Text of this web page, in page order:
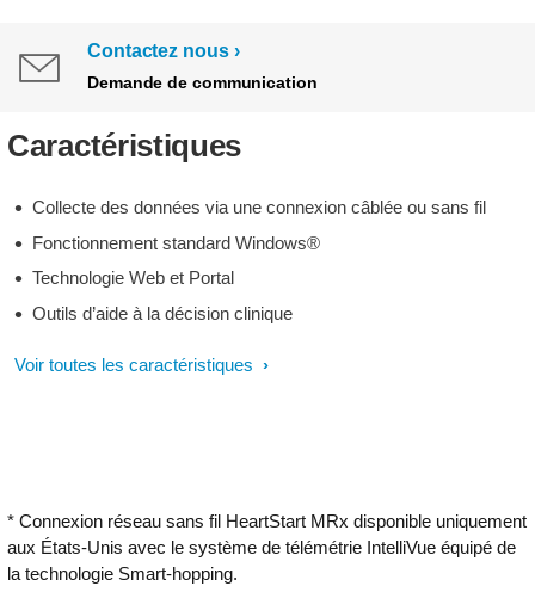
Contactez nous
Demande de communication
Caractéristiques
Collecte des données via une connexion câblée ou sans fil
Fonctionnement standard Windows®
Technologie Web et Portal
Outils d’aide à la décision clinique
Voir toutes les caractéristiques
* Connexion réseau sans fil HeartStart MRx disponible uniquement
aux États-Unis avec le système de télémétrie IntelliVue équipé de
la technologie Smart-hopping.